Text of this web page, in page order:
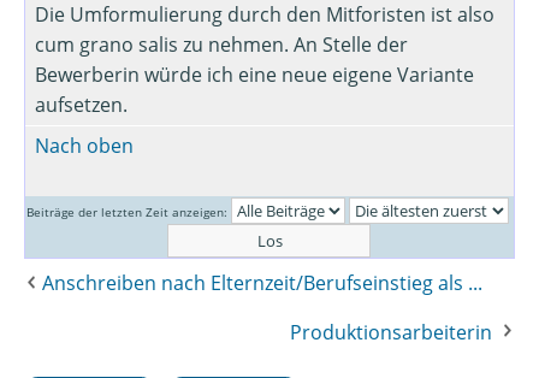
Die Umformulierung durch den Mitforisten ist also
cum grano salis zu nehmen. An Stelle der
Bewerberin würde ich eine neue eigene Variante
aufsetzen.
Nach oben
Beiträge der letzten Zeit anzeigen:
Anschreiben nach Elternzeit/Berufseinstieg als ...
Produktionsarbeiterin